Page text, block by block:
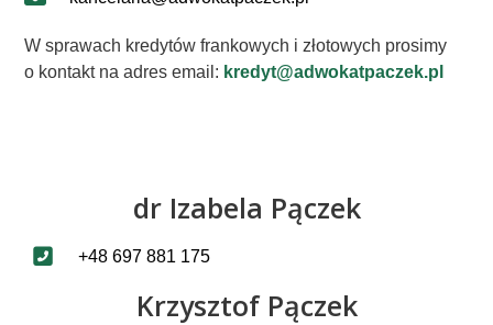
W sprawach kredytów frankowych i złotowych prosimy
o kontakt na adres email: kredyt@adwokatpaczek.pl
dr Izabela Pączek
+48 697 881 175
Krzysztof Pączek